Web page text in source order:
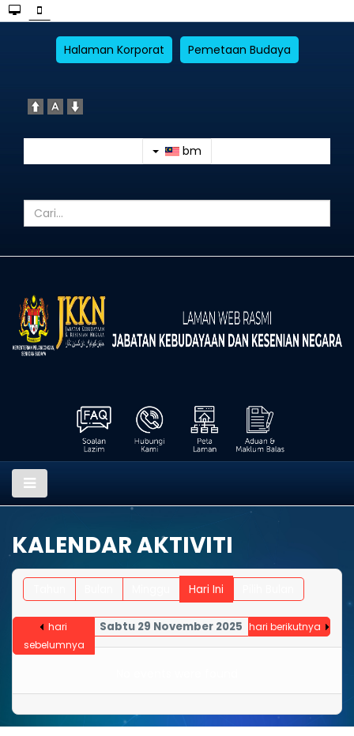
Halaman Korporat Pemetaan Budaya
bm
KALENDAR AKTIVITI
Hari Ini
hari
sebelumnya
Sabtu 29 November 2025 hari berikutnya